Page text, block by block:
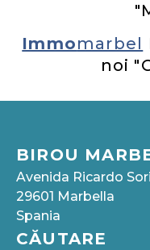
Immomarbel
noi
BIROU
Avenida Ricardo
29601 Marbella
Spania
CĂUTARE